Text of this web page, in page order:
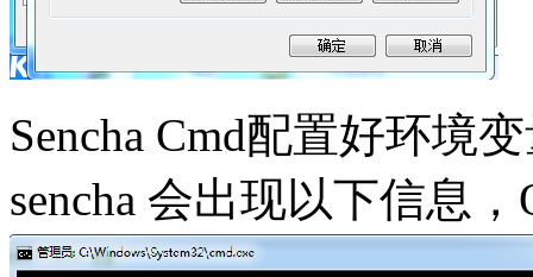
Sencha Cmd配置好环境
sencha 会出现以下信息